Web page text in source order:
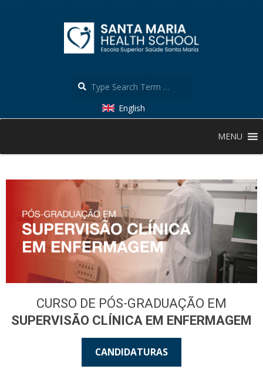
English
Menu
MENU
CURSO DE PÓS-GRADUAÇÃO EM
SUPERVISÃO CLÍNICA EM ENFERMAGEM
CANDIDATURAS